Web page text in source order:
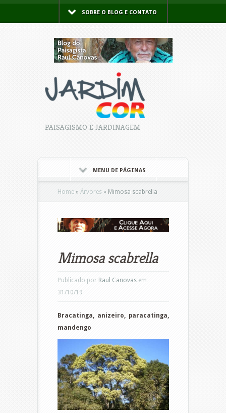
SOBRE O BLOG E CONTATO
PAISAGISMO E JARDINAGEM
MENU DE PÁGINAS
Home » Árvores » Mimosa scabrella
Mimosa scabrella
Publicado por Raul Canovas em
31/10/19
Bracatinga, anizeiro, paracatinga,
mandengo